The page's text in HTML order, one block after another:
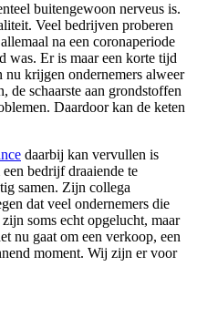
buitengewoon nerveus is.
Veel bedrijven proberen
na een coronaperiode
was. Er is maar een korte tijd
nu krijgen ondernemers alweer
de schaarste aan grondstoffen
Daardoor kan de keten
daarbij kan vervullen is
bedrijf draaiende te
samen. Zijn collega
dat veel ondernemers die
soms echt opgelucht, maar
nu gaat om een verkoop, een
moment. Wij zijn er voor